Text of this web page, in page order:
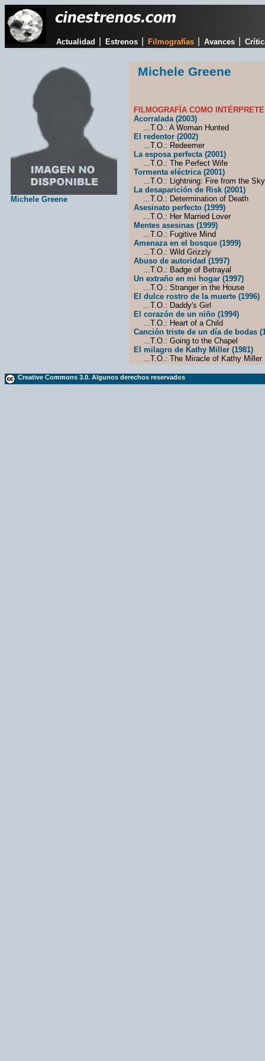
Actualidad Estrenos Filmografías Avances
Michele Greene
Michele Greene
FILMOGRAFÍA COMO
Acorralada (2003)
...T.O.: A Woman Hunted
El redentor (2002)
...T.O.: Redeemer
La esposa perfecta (2001)
...T.O.: The Perfect Wife
Tormenta eléctrica (2001)
...T.O.: Lightning: Fire from the Sky
La desaparición de Risk (2001)
...T.O.: Determination of Death
Asesinato perfecto (1999)
...T.O.: Her Married Lover
Mentes asesinas (1999)
...T.O.: Fugitive Mind
Amenaza en el bosque (1999)
...T.O.: Wild Grizzly
Abuso de autoridad (1997)
...T.O.: Badge of Betrayal
Un extraño en mi hogar (1997)
...T.O.: Stranger in the House
El dulce rostro de la muerte (1996)
...T.O.: Daddy's Girl
El corazón de un niño (1994)
...T.O.: Heart of a Child
Canción triste de un día de bodas
...T.O.: Going to the Chapel
El milagro de Kathy Miller (1981)
...T.O.: The Miracle of Kathy Miller
Creative Commons 3.0. Algunos derechos reservados